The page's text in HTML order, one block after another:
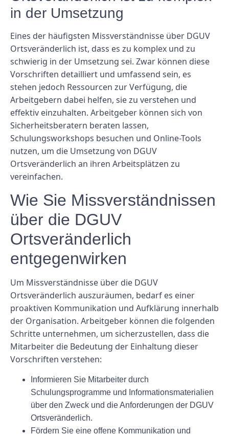
in der Umsetzung
Eines der häufigsten Missverständnisse über DGUV
Ortsveränderlich ist, dass es zu komplex und zu
schwierig in der Umsetzung sei. Zwar können diese
Vorschriften detailliert und umfassend sein, es
stehen jedoch Ressourcen zur Verfügung, die
Arbeitgebern dabei helfen, sie zu verstehen und
effektiv einzuhalten. Arbeitgeber können sich von
Sicherheitsberatern beraten lassen,
Schulungsworkshops besuchen und Online-Tools
nutzen, um die Umsetzung von DGUV
Ortsveränderlich an ihren Arbeitsplätzen zu
vereinfachen.
Wie Sie Missverständnissen
über die DGUV
Ortsveränderlich
entgegenwirken
Um Missverständnisse über die DGUV
Ortsveränderlich auszuräumen, bedarf es einer
proaktiven Kommunikation und Aufklärung innerhalb
der Organisation. Arbeitgeber können die folgenden
Schritte unternehmen, um sicherzustellen, dass die
Mitarbeiter die Bedeutung der Einhaltung dieser
Vorschriften verstehen:
Informieren Sie Mitarbeiter durch
Schulungsprogramme und Informationsmaterialien
über den Zweck und die Anforderungen der DGUV
Ortsveränderlich.
Fördern Sie eine offene Kommunikation und